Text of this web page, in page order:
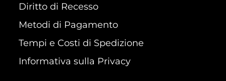
Diritto di Recesso
Metodi di Pagamento
Tempi e Costi di Spedizione
Informativa sulla Privacy